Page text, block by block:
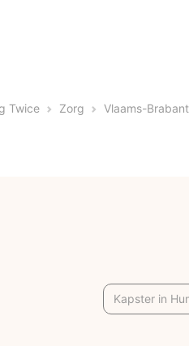
Twice Zorg Vlaams-Brabant
Kapster in